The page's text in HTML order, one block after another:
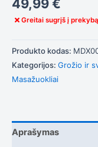
49,99€
Greitai sugrįš į prekybą
Produkto kodas:
Kategorijos: Grožio ir
Masažuokliai
Aprašymas